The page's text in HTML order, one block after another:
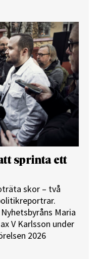
sprinta ett
skor – två
Maria
V Karlsson under
2026